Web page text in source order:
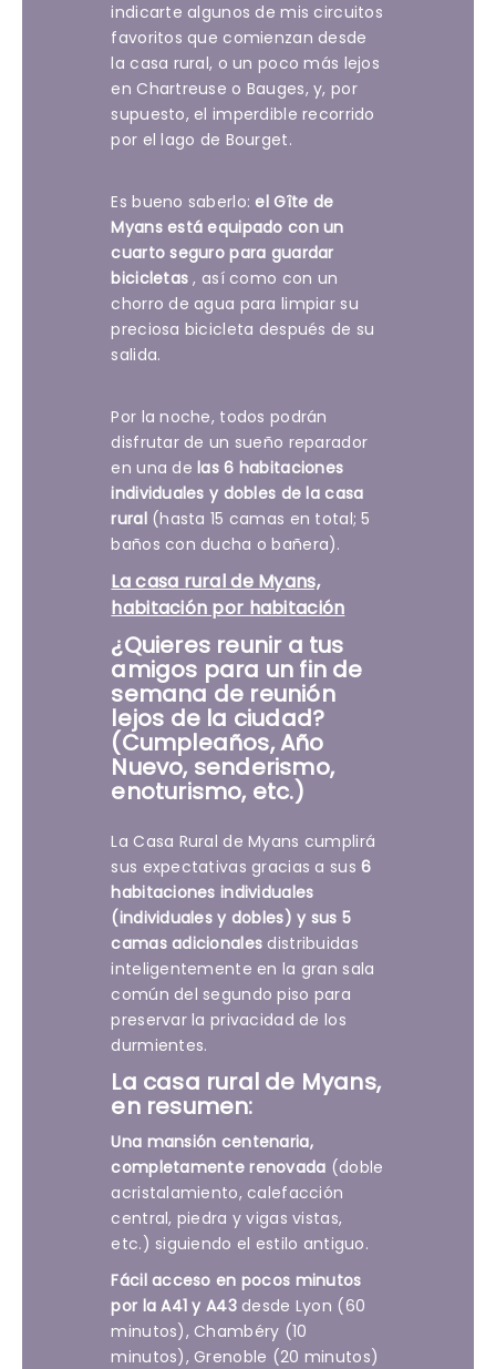
indicarte algunos de mis circuitos
favoritos que comienzan desde
la casa rural, o un poco más lejos
en Chartreuse o Bauges, y, por
supuesto, el imperdible recorrido
por el lago de Bourget.
Es bueno saberlo:el Gîte de
Myans está equipado con un
cuarto seguro para guardar
bicicletas , así como con un
chorro de agua para limpiar su
preciosa bicicleta después de su
salida.
Por la noche, todos podrán
disfrutar de un sueño reparador
en una delas 6 habitaciones
individuales y dobles de la casa
rural(hasta 15 camas en total; 5
baños con ducha o bañera).
La casa rural de Myans,
habitación por habitación
¿Quieres reunir a tus
amigos para un fin de
semana de reunión
lejos de la ciudad?
(Cumpleaños, Año
Nuevo, senderismo,
enoturismo, etc.)
La Casa Rural de Myans cumplirá
sus expectativas gracias a sus6
habitaciones individuales
(individuales y dobles) y sus 5
camas adicionales distribuidas
inteligentemente en la gran sala
común del segundo piso para
preservar la privacidad de los
durmientes.
La casa rural de Myans,
en resumen:
Una mansión centenaria,
completamente renovada (doble
acristalamiento, calefacción
central, piedra y vigas vistas,
etc.) siguiendo el estilo antiguo.
Fácil acceso en pocos minutos
por la A41 y A43desde Lyon (60
minutos), Chambéry (10
minutos), Grenoble (20 minutos)